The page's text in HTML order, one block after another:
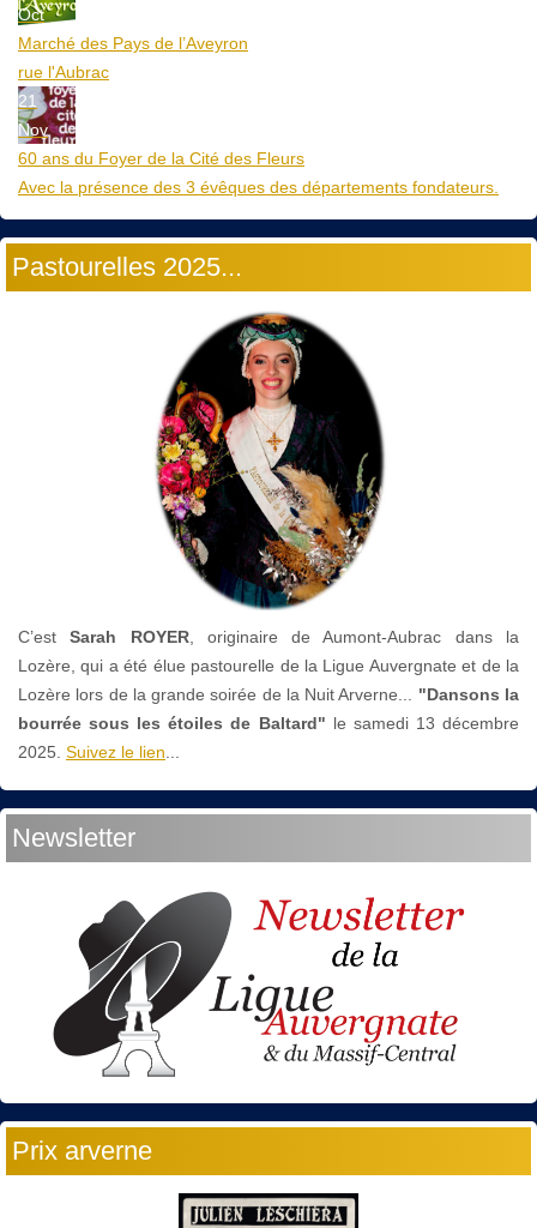
Oct
Marché des Pays de l’Aveyron
rue l'Aubrac
21
Nov
60 ans du Foyer de la Cité des Fleurs
Avec la présence des 3 évêques des départements fondateurs.
Pastourelles 2025...
C’estSarah ROYER, originaire de Aumont-Aubrac dans la
Lozère, qui a été élue pastourelle de la Ligue Auvergnate et de la
Lozère lors de la grande soirée de la Nuit Arverne...
"Dansons la
bourrée sous les étoiles de Baltard" le samedi 13 décembre
2025. Suivez le lien
Newsletter
Prix arverne